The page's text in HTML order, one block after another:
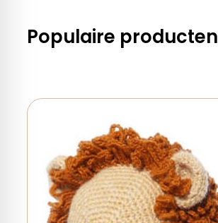
Populaire producten